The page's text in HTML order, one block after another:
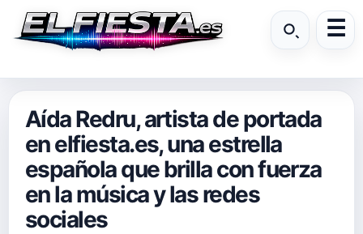
Aída Redru, artista de portada
en elfiesta.es, una estrella
española que brilla con fuerza
en la música y las redes
sociales